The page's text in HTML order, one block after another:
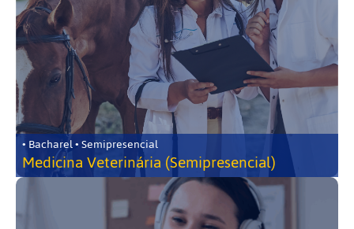
• Bacharel • Semipresencial
Medicina Veterinária (Semipresencial)